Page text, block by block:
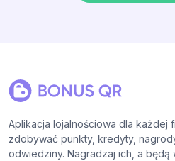
Aplikacja lojalnościowa dla każdej
zdobywać punkty, kredyty,
odwiedziny. Nagradzaj ich, a będą